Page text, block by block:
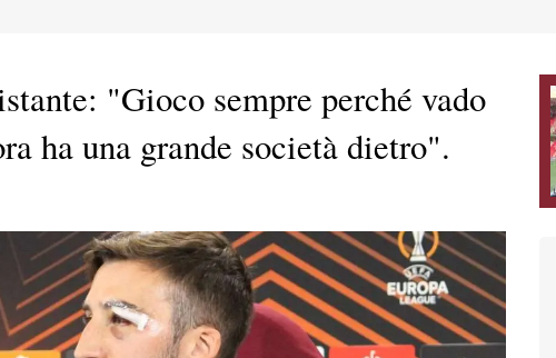
"Gioco sempre perché vado
ha una grande società dietro".